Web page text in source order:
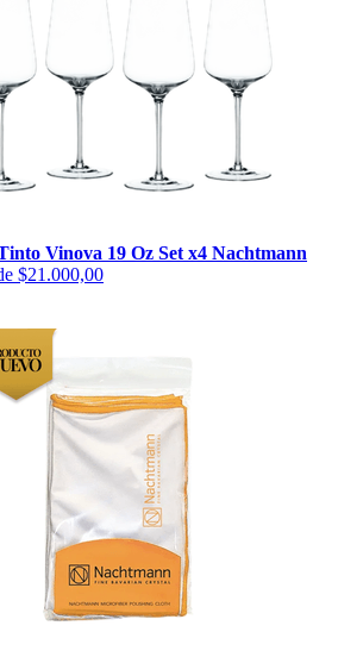
Vinova 19 Oz Set x4 Nachtmann
$21.000,00